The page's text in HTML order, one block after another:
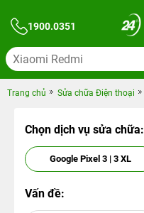
1900.0351
Trang chủ Sửa chữa Điện thoại
Chọn dịch vụ sửa chữa:
Google Pixel 3 | 3 XL
Vấn đề: